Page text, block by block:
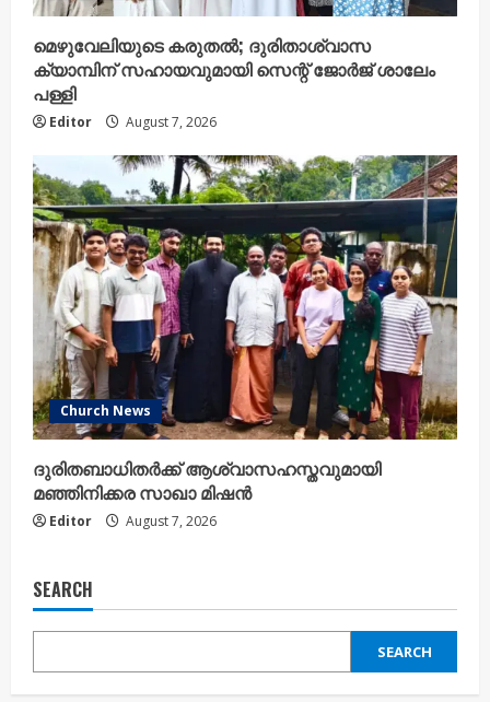
മെഴുവേലിയുടെ കരുതൽ; ദുരിതാശ്വാസ
ക്യാമ്പിന് സഹായവുമായി സെന്റ് ജോർജ് ശാലേം
പള്ളി
Editor August 7, 2026
Church News
ദുരിതബാധിതർക്ക് ആശ്വാസഹസ്തവുമായി
മഞ്ഞിനിക്കര സാഖാ മിഷൻ
Editor August 7, 2026
SEARCH
SEARCH